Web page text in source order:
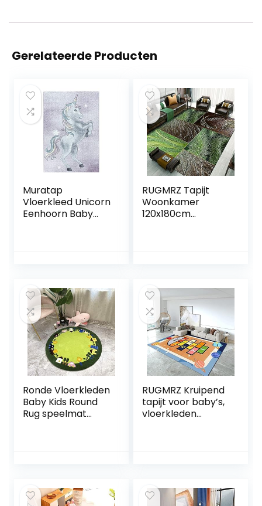
Gerelateerde Producten
Muratap
Vloerkleed Unicorn
Eenhoorn Baby
Speelkleed Sterk
en
Waterafstotend
Kleed – Maat:
290×200 cm
RUGMRZ Tapijt
Woonkamer
120x180cm
Slaapkamer Mat
Ronde Vloerkleden
Baby Kids Round
Rug speelmat
groen (Size :
RUGMRZ Kruipend
tapijt voor baby’s,
vloerkleden
es, 180 x 200 cm